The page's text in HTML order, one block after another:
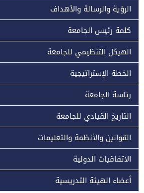
الرؤية والرسالة والأهداف
كلمة رئيس الجامعة
الهيكل التنظيمي للجامعة
الخطة الإستراتيجية
رئاسة الجامعة
التاريخ القيادي للجامعة
القوانين والأنظمة والتعليمات
الاتفاقيات الدولية
أعضاء الهيئة التدريسية